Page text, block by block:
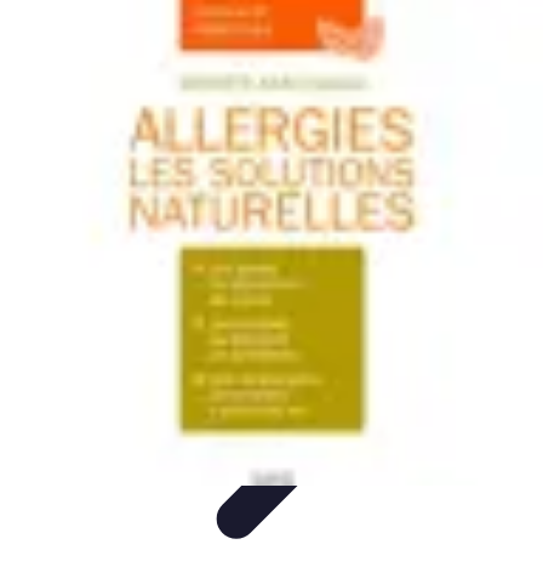
Pratiques de Méditation Méditation et
Plantes MédicinalesComprendre l'Insomnie
Solutions Insomnie